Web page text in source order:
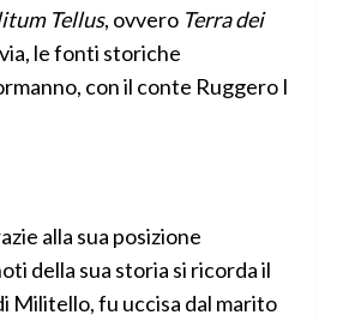
Tellus, ovvero Terra dei
le fonti storiche
con il conte Ruggero I
alla sua posizione
della sua storia si ricorda il
Militello, fu uccisa dal marito